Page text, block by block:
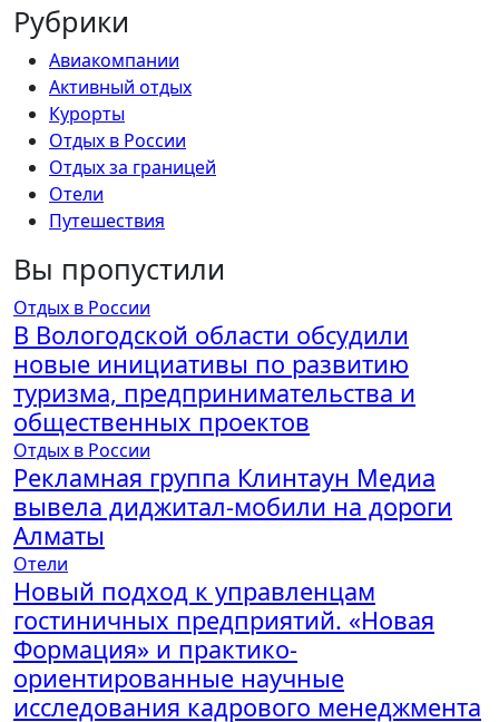
Рубрики
Авиакомпании
Активный отдых
Курорты
Отдых в России
Отдых за границей
Отели
Путешествия
Вы пропустили
Отдых в России
В Вологодской области обсудили
новые инициативы по развитию
туризма, предпринимательства и
общественных проектов
Отдых в России
Рекламная группа Клинтаун Медиа
вывела диджитал-мобили на дороги
Алматы
Отели
Новый подход к управленцам
гостиничных предприятий. «Новая
Формация» и практико-
ориентированные научные
исследования кадрового менеджмента